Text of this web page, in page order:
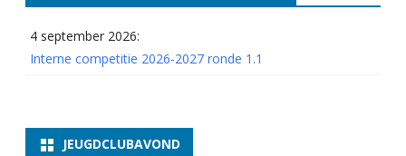
m
1
0
4 september 2026:
Interne competitie 2026-2027 ronde 1.1
JEUGDCLUBAVOND